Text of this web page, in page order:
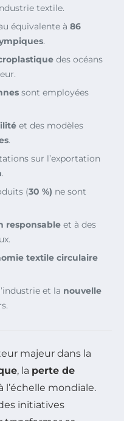
textile.
équivalente à 86
.
des océans
sont employées
et des modèles
.
sur l’exportation
.
(30 %) ne sont
responsable et à des
textile circulaire
et la nouvelle
majeur dans la
, la perte de
l’échelle mondiale.
initiatives